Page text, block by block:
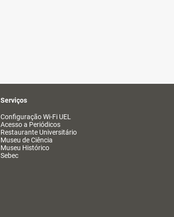
Serviços
Configuração Wi-Fi UEL
Acesso a Periódicos
Restaurante Universitário
Museu de Ciência
Museu Histórico
Sebec